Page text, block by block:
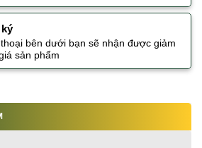
bên dưới bạn sẽ nhận được giảm
sản phẩm